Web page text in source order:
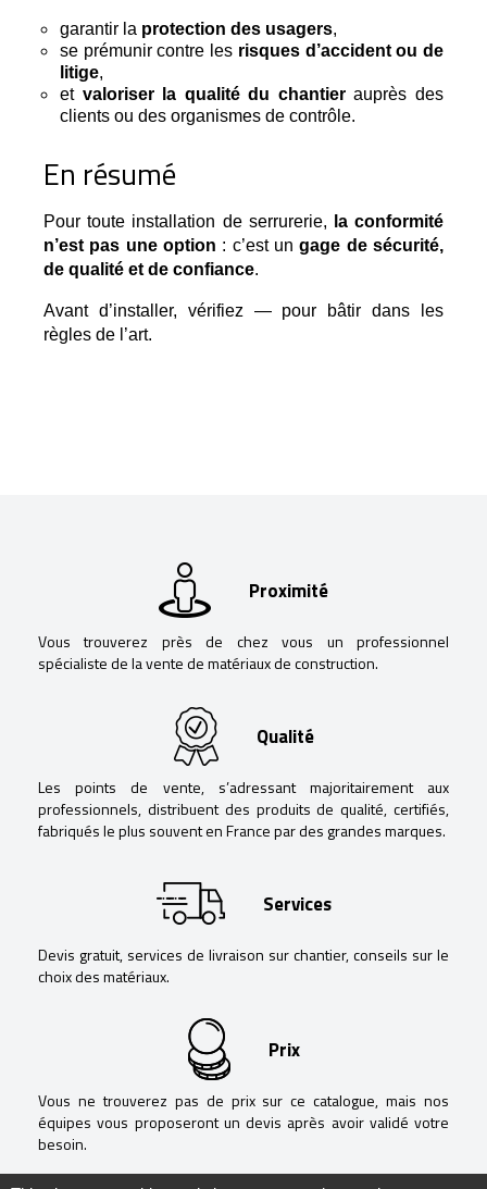
garantir la protection des usagers,
se prémunir contre les risques d’accident ou de
litige,
et valoriser la qualité du chantierauprès des
clients ou des organismes de contrôle.
En résumé
Pour toute installation de serrurerie,
la conformité
n’est pas une option : c’est un gage de sécurité,
de qualité et de confiance.
Avant d’installer, vérifiez — pour bâtir dans les
règles de l’art.
Proximité
Vous trouverez près de chez vous un professionnel
spécialiste de la vente de matériaux de construction.
Qualité
Les points de vente, s’adressant majoritairement aux
professionnels, distribuent des produits de qualité, certifiés,
fabriqués le plus souvent en France par des grandes marques.
Services
Devis gratuit, services de livraison sur chantier, conseils sur le
choix des matériaux.
Prix
Vous ne trouverez pas de prix sur ce catalogue, mais nos
équipes vous proposeront un devis après avoir validé votre
besoin.